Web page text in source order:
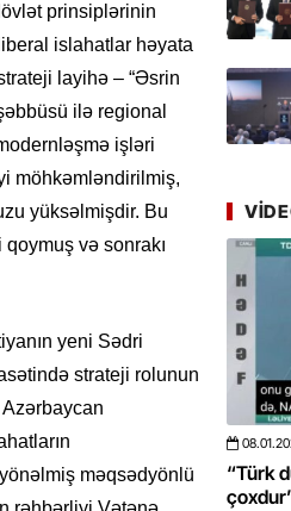
prinsiplərinin
islahatlar həyata
layihə – “Əsrin
ilə regional
işləri
möhkəmləndirilmiş,
yüksəlmişdir. Bu
və sonrakı
yeni Sədri
strateji rolunun
yönəlmiş məqsədyönlü
yer
Tənzilə
Üstellə
422
bağlı görüləcək işlər